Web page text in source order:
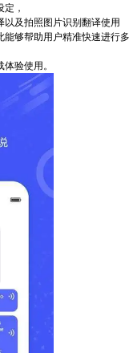
，
及拍照图片识别翻译使用
够帮助用户精准快速进行多
验使用。